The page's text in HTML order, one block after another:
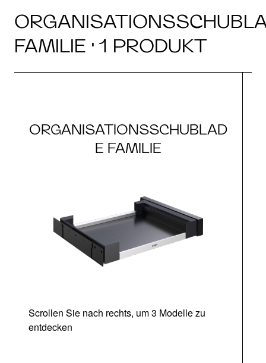
FAMILIE · 1 PRODUKT
ORGANISATIONSSCHUBLAD
E FAMILIE
Scrollen Sie nach rechts, um 3 Modelle zu
entdecken